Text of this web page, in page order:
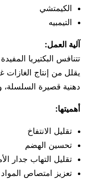
الكيمتشي
التيمبيه
آلية العمل:
تتنافس البكتيريا
يقلل من إنتاج
دهنية قصيرة السلسلة،
أهميتها:
تقليل الانتفاخ
تحسين الهضم
تقليل التهاب جدار
تعزيز امتصاص المواد